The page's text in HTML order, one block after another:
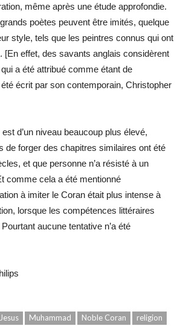
même après une étude approfondie.
poètes peuvent être imités, quelque
style, tels que les peintres connus qui ont
[En effet, des savants anglais considèrent
a été attribué comme étant de
écrit par son contemporain, Christopher
d’un niveau beaucoup plus élevé,
de forger des chapitres similaires ont été
et que personne n’a résisté à un
comme cela a été mentionné
à imiter le Coran était plus intense à
lorsque les compétences littéraires
aucune tentative n’a été
Jesus Muhammad Noble Coran religion